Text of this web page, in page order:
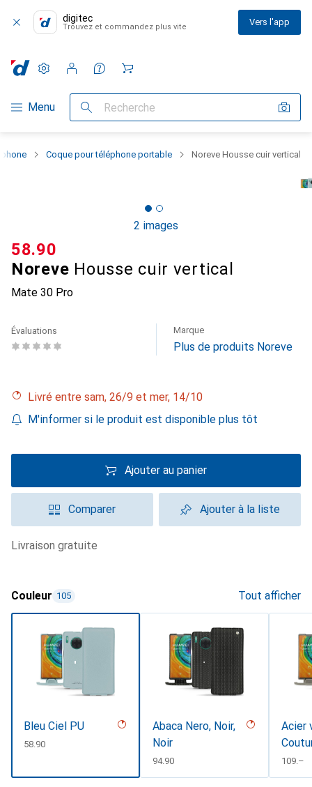
digitec
Trouvez et commandez plus vite Vers l'app
Navigation par catégorie
Menu Recherche
Paramètres
Compte client
Listes de comparaison
Listes d'envies
Panier
Coque pour téléphone portable Noreve Housse cuir vertical
2 images
Noreve Housse cuir vertical
Mate 30 Pro
CHF
58.90
Évaluations Marque
Plus de produits Noreve
Livré entre sam, 26/9 et mer, 14/10
M'informer si le produit est disponible plus tôt
Ajouter au panier
Comparer Ajouter à la liste
livraison gratuite
Couleur 105 Tout afficher
Bleu Ciel PU
CHF
58.90
Abaca Nero, Noir,
Noir
CHF
94.90
Acier
CHF
109.–